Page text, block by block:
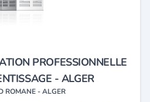
PROFESSIONNELLE
- ALGER
ROMANE - ALGER